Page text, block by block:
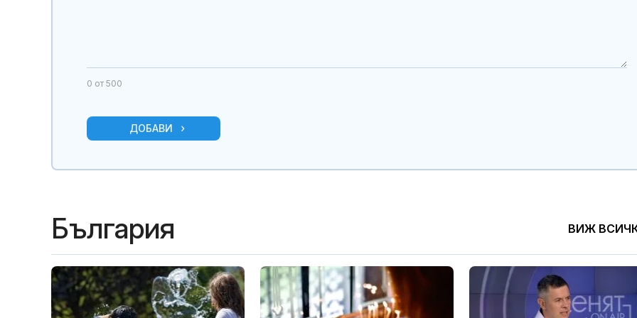
0 от 500
ДОБАВИ
България ВИЖ